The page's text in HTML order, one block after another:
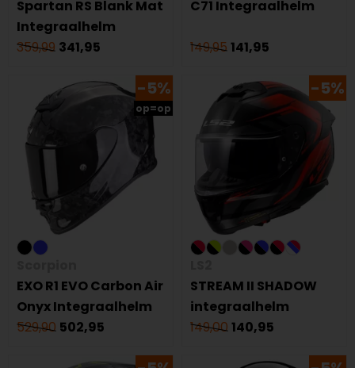
Spartan RS Blank Mat
Integraalhelm
359,99 341,95
C71 Integraalhelm
149,95 141,95
-5%
op=op
EXO R1 EVO Carbon Air
Onyx Integraalhelm
529,90 502,95
-5%
STREAM II SHADOW
integraalhelm
149,00140,95